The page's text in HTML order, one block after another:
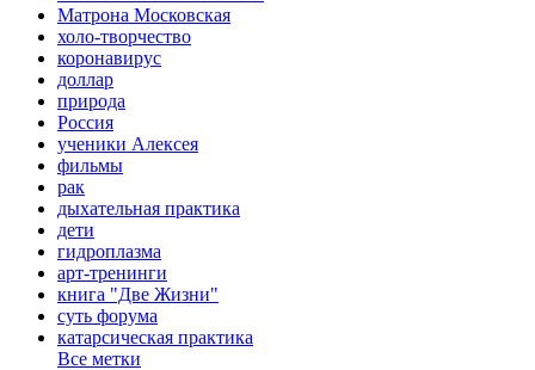
Матрона Московская
холо-творчество
коронавирус
доллар
природа
Россия
ученики Алексея
фильмы
рак
дыхательная практика
дети
гидроплазма
арт-тренинги
книга "Две Жизни"
суть форума
катарсическая практика
Все метки